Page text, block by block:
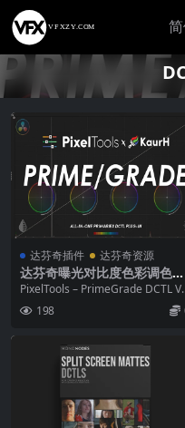
达芬奇插件 达芬奇资源
达芬奇曝光对比度色彩调色DC
TL预设 PixelTools – PrimeG
rade DCTL V1.3.0 + 使用教程
PixelTools – PrimeGrade DCTL
198